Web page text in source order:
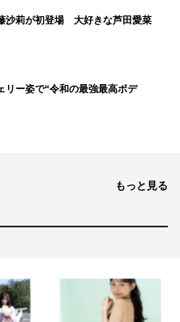
沙莉が初登場 大好きな芦田愛菜
リー姿で“令和の最強最高ボデ
もっと見る